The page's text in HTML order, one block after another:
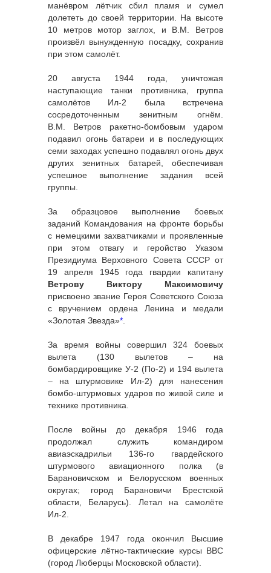
манёвром лётчик сбил пламя и сумел
долететь до своей территории. На высоте
10 метров мотор заглох, и В.М. Ветров
произвёл вынужденную посадку, сохранив
при этом самолёт.
20 августа 1944 года, уничтожая
наступающие танки противника, группа
самолётов Ил-2 была встречена
сосредоточенным зенитным огнём.
В.М. Ветров ракетно-бомбовым ударом
подавил огонь батареи и в последующих
семи заходах успешно подавлял огонь двух
других зенитных батарей, обеспечивая
успешное выполнение задания всей
группы.
За образцовое выполнение боевых
заданий Командования на фронте борьбы
с немецкими захватчиками и проявленные
при этом отвагу и геройство Указом
Президиума Верховного Совета СССР от
19 апреля 1945 года гвардии капитану
Ветрову Виктору Максимовичу
присвоено звание Героя Советского Союза
с вручением ордена Ленина и медали
«Золотая Звезда»*.
За время войны совершил 324 боевых
вылета (130 вылетов – на
бомбардировщике У-2 (По-2) и 194 вылета
– на штурмовике Ил-2) для нанесения
бомбо-штурмовых ударов по живой силе и
технике противника.
После войны до декабря 1946 года
продолжал служить командиром
авиаэскадрильи 136-го гвардейского
штурмового авиационного полка (в
Барановичском и Белорусском военных
округах; город Барановичи Брестской
области, Беларусь). Летал на самолёте
Ил-2.
В декабре 1947 года окончил Высшие
офицерские лётно-тактические курсы ВВС
(город Люберцы Московской области).